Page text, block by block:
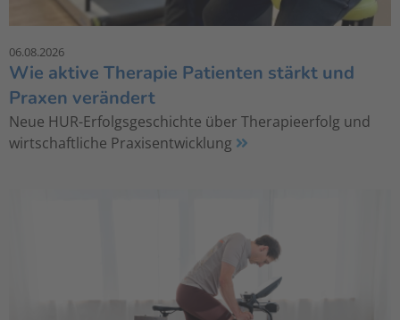
06.08.2026
Wie aktive Therapie Patienten stärkt und
Praxen verändert
Neue HUR-Erfolgsgeschichte über Therapieerfolg und
wirtschaftliche Praxisentwicklung